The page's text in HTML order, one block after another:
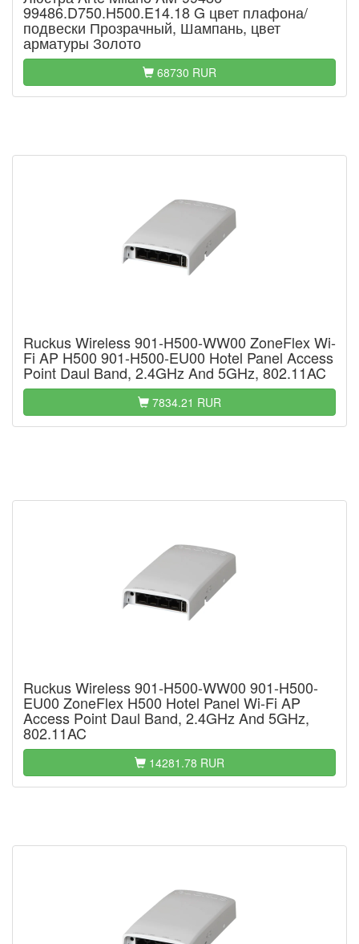
99486.D750.H500.E14.18 G цвет плафона/
подвески Прозрачный, Шампань, цвет
арматуры Золото
68730 RUR
Ruckus Wireless 901-H500-WW00 ZoneFlex Wi-
Fi AP H500 901-H500-EU00 Hotel Panel Access
Point Daul Band, 2.4GHz And 5GHz, 802.11AC
7834.21 RUR
Ruckus Wireless 901-H500-WW00 901-H500-
EU00 ZoneFlex H500 Hotel Panel Wi-Fi AP
Access Point Daul Band, 2.4GHz And 5GHz,
802.11AC
14281.78 RUR